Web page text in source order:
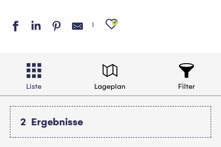
Ajouter aux
Liste Lageplan Filter
2 Ergebnisse